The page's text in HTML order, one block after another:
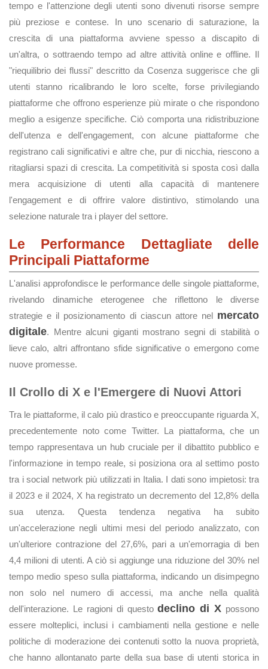
tempo e l'attenzione degli utenti sono divenuti risorse sempre
più preziose e contese. In uno scenario di saturazione, la
crescita di una piattaforma avviene spesso a discapito di
un'altra, o sottraendo tempo ad altre attività online e offline. Il
"riequilibrio dei flussi" descritto da Cosenza suggerisce che gli
utenti stanno ricalibrando le loro scelte, forse privilegiando
piattaforme che offrono esperienze più mirate o che rispondono
meglio a esigenze specifiche. Ciò comporta una ridistribuzione
dell'utenza e dell'engagement, con alcune piattaforme che
registrano cali significativi e altre che, pur di nicchia, riescono a
ritagliarsi spazi di crescita. La competitività si sposta così dalla
mera acquisizione di utenti alla capacità di mantenere
l'engagement e di offrire valore distintivo, stimolando una
selezione naturale tra i player del settore.
Le Performance Dettagliate delle
Principali Piattaforme
L'analisi approfondisce le performance delle singole piattaforme,
rivelando dinamiche eterogenee che riflettono le diverse
strategie e il posizionamento di ciascun attore nel mercato
digitale. Mentre alcuni giganti mostrano segni di stabilità o
lieve calo, altri affrontano sfide significative o emergono come
nuove promesse.
Il Crollo di X e l'Emergere di Nuovi Attori
Tra le piattaforme, il calo più drastico e preoccupante riguarda X,
precedentemente noto come Twitter. La piattaforma, che un
tempo rappresentava un hub cruciale per il dibattito pubblico e
l'informazione in tempo reale, si posiziona ora al settimo posto
tra i social network più utilizzati in Italia. I dati sono impietosi: tra
il 2023 e il 2024, X ha registrato un decremento del 12,8% della
sua utenza. Questa tendenza negativa ha subito
un'accelerazione negli ultimi mesi del periodo analizzato, con
un'ulteriore contrazione del 27,6%, pari a un'emorragia di ben
4,4 milioni di utenti. A ciò si aggiunge una riduzione del 30% nel
tempo medio speso sulla piattaforma, indicando un disimpegno
non solo nel numero di accessi, ma anche nella qualità
dell'interazione. Le ragioni di questodeclino di X possono
essere molteplici, inclusi i cambiamenti nella gestione e nelle
politiche di moderazione dei contenuti sotto la nuova proprietà,
che hanno allontanato parte della sua base di utenti storica in